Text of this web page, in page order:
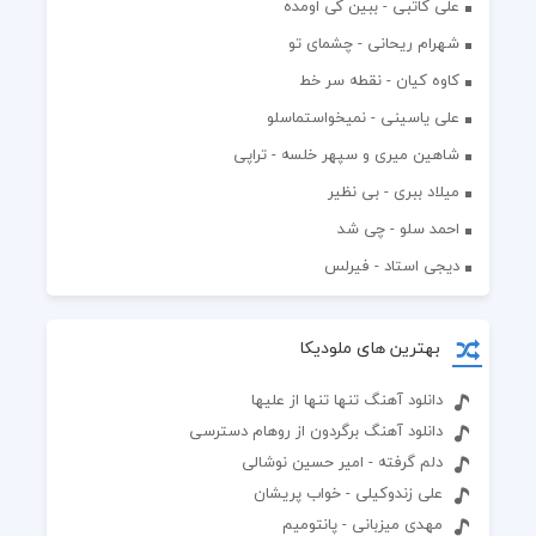
علی کاتبی - ببین کی اومده
شهرام ریحانی - چشمای تو
کاوه کیان - نقطه سر خط
علی یاسینی - نمیخواستماسلو
شاهین میری و سپهر خلسه - تراپی
میلاد ببری - بی نظیر
احمد سلو - چی شد
دیجی استاد - فیرلس
بهترین های ملودیکا
دانلود آهنگ تنها تنها از علیها
دانلود آهنگ برگردون از روهام دسترسی
دلم گرفته - امیر حسین نوشالی
علی زندوکیلی - خواب پریشان
مهدی میزبانی - پانتومیم